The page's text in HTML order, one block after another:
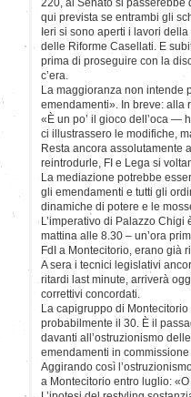
220, al Senato si passerebbe
qui prevista se entrambi gli
Ieri si sono aperti i lavori
delle Riforme Casellati. E
prima di proseguire con la
c’era.
La maggioranza non intende
emendamenti». In breve: alla
«È un po’ il gioco dell’oca —
ci illustrassero le modifiche,
Resta ancora assolutamente
reintrodurle, FI e Lega si
La mediazione potrebbe
gli emendamenti e tutti gli
dinamiche di potere e le
L’imperativo di Palazzo
mattina alle 8.30 – un’ora
FdI a Montecitorio, erano già
A sera i tecnici legislativi
ritardi last minute, arriverà
correttivi concordati.
La capigruppo di
probabilmente il 30. È il
davanti all’ostruzionismo
emendamenti in
Aggirando così
a Montecitorio entro luglio: